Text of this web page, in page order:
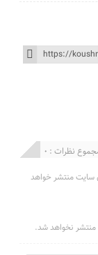
نظرات : 0
سایت منتشر خواهد
منتشر نخواهد شد.